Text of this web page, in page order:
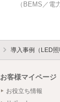
（BEMS／電
導入事例（LED照
お客様マイページ
お役立ち情報